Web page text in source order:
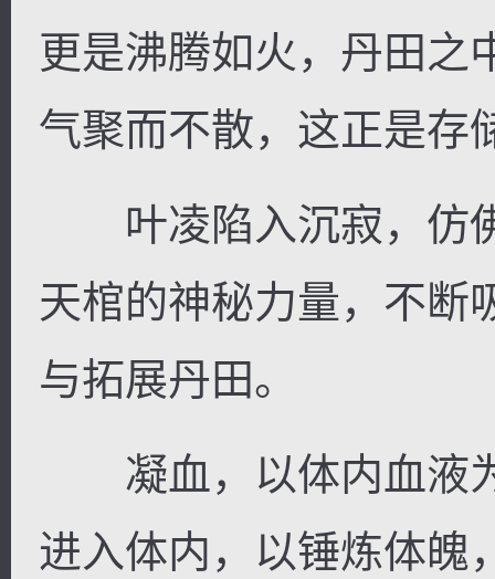
更是沸腾如火，丹田之
气聚而不散，这正是存
叶凌陷入沉寂，仿
天棺的神秘力量，不断
与拓展丹田。
凝血，以体内血液
进入体内，以锤炼体魄